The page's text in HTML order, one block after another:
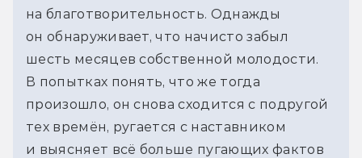
на благотворительность. Однажды
он обнаруживает, что начисто забыл
шесть месяцев собственной молодости.
В попытках понять, что же тогда
произошло, он снова сходится с подругой
тех времён, ругается с наставником
и выясняет всё больше пугающих фактов